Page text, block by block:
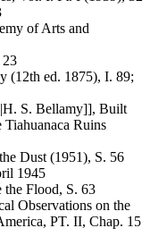
of Arts and
23
(12th ed. 1875), I. 89;
S. Bellamy]], Built
Ruins
Dust (1951), S. 56
1945
Flood, S. 63
Observations on the
PT. II, Chap. 15